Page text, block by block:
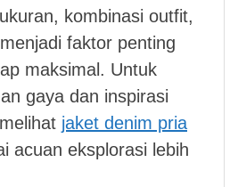
kombinasi outfit,
faktor penting
maksimal. Untuk
gaya dan inspirasi
jaket denim pria
acuan eksplorasi lebih